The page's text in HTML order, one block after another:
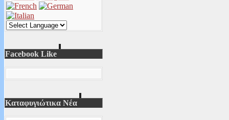
Facebook Like
Καταφυγιώτικα Νέα